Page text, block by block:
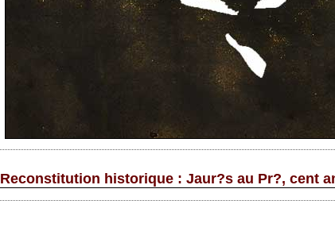
Reconstitution historique : Jaur?s au Pr?, cent